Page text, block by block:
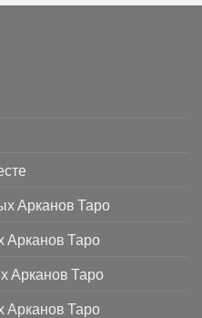
Арканов Таро
Арканов Таро
Арканов Таро
Арканов Таро